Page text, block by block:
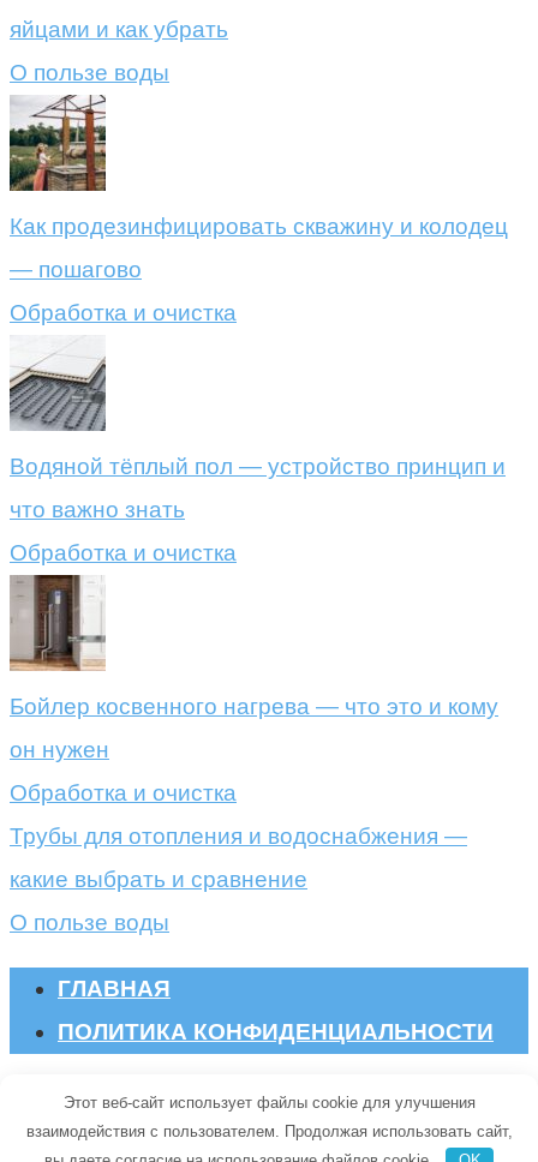
яйцами и как убрать
О пользе воды
Как продезинфицировать скважину и колодец
— пошагово
Обработка и очистка
Водяной тёплый пол — устройство принцип и
что важно знать
Обработка и очистка
Бойлер косвенного нагрева — что это и кому
он нужен
Обработка и очистка
Трубы для отопления и водоснабжения —
какие выбрать и сравнение
О пользе воды
ГЛАВНАЯ
ПОЛИТИКА КОНФИДЕНЦИАЛЬНОСТИ
© 2026 Oskada.ru
Этот веб-сайт использует файлы cookie для улучшения
взаимодействия с пользователем. Продолжая использовать сайт,